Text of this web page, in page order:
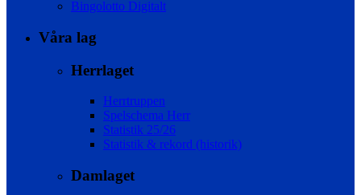
Bingolotto Digitalt
Våra lag
Herrlaget
Herrtruppen
Spelschema Herr
Statistik 25/26
Statistik & rekord (historik)
Damlaget